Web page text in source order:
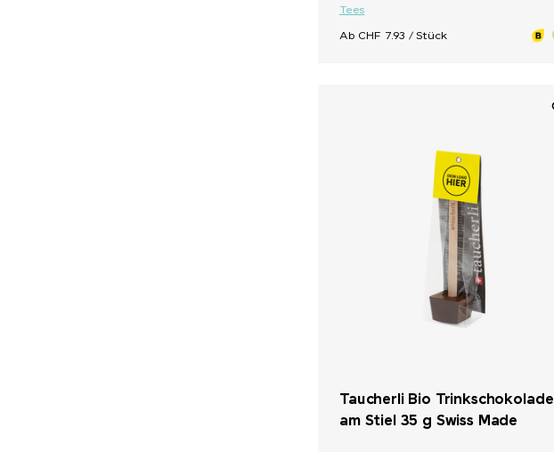
Tees
Ab CHF 7.93 / Stück
Taucherli Bio Trinkschokolade
am Stiel 35 g Swiss Made